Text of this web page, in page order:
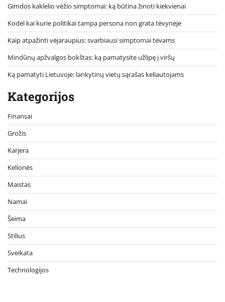
Gimdos kaklelio vėžio simptomai: ką būtina žinoti kiekvienai
Kodėl kai kurie politikai tampa persona non grata tėvynėje
Kaip atpažinti vėjaraupius: svarbiausi simptomai tėvams
Mindūnų apžvalgos bokštas: ką pamatysite užlipę į viršų
Ką pamatyti Lietuvoje: lankytinų vietų sąrašas keliautojams
Kategorijos
Finansai
Grožis
Karjera
Kelionės
Maistas
Namai
Šeima
Stilius
Sveikata
Technologijos